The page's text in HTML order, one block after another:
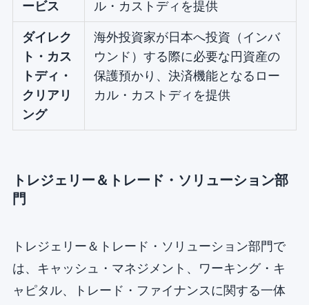
ービス
ル・カストディを提供
ダイレク
ト・カス
トディ・
クリアリ
ング
海外投資家が日本へ投資（インバ
ウンド）する際に必要な円資産の
保護預かり、決済機能となるロー
カル・カストディを提供
トレジェリー＆トレード・ソリューション部
門
トレジェリー＆トレード・ソリューション部門で
は、キャッシュ・マネジメント、ワーキング・キ
ャピタル、トレード・ファイナンスに関する一体